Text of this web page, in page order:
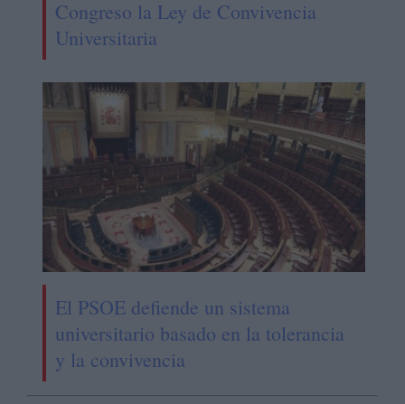
Congreso la Ley de Convivencia
Universitaria
El PSOE defiende un sistema
universitario basado en la tolerancia
y la convivencia